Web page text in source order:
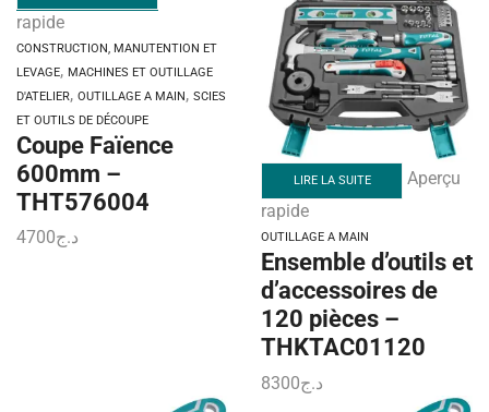
rapide
CONSTRUCTION, MANUTENTION ET
LEVAGE, MACHINES ET OUTILLAGE
D'ATELIER, OUTILLAGE A MAIN, SCIES
ET OUTILS DE DÉCOUPE
Coupe Faïence
600mm –
THT576004
د.ج4700
LIRE LA SUITE
Aperçu
rapide
OUTILLAGE A MAIN
Ensemble d’outils et
d’accessoires de
120 pièces –
THKTAC01120
د.ج8300